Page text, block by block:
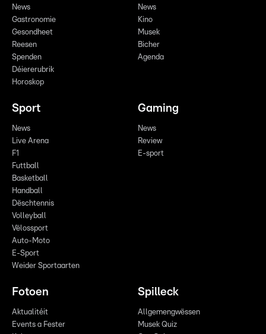
News
Gastronomie
Gesondheet
Reesen
Spenden
Déiererubrik
Horoskop
News
Kino
Musek
Bicher
Agenda
Sport
News
Live Arena
F1
Futtball
Basketball
Handball
Dëschtennis
Volleyball
Vëlossport
Auto-Moto
E-Sport
Weider Sportaarten
Gaming
News
Review
E-sport
Fotoen
Aktualitéit
Events a Fester
Spilleck
Allgemengwëssen
Musek Quiz